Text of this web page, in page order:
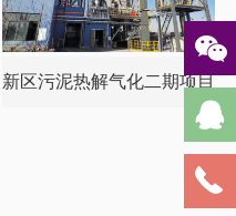
新区污泥热解气化二期项目